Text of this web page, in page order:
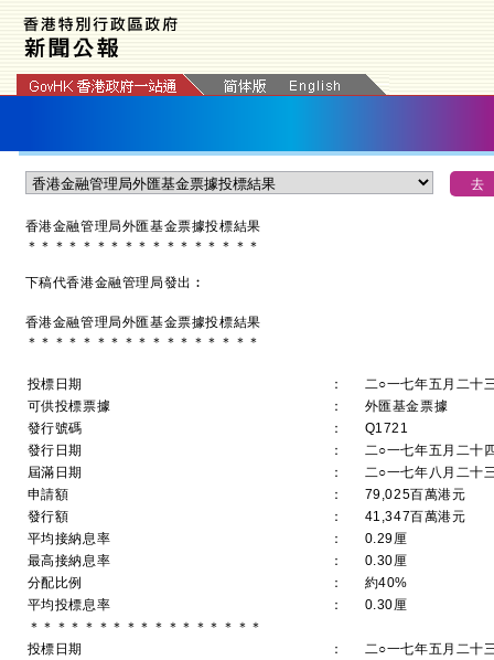
香港金融管理局外匯基金票據投標結果
＊ ＊ ＊ ＊ ＊ ＊ ＊ ＊ ＊ ＊ ＊ ＊ ＊ ＊ ＊ ＊ ＊
下稿代香港金融管理局發出︰
香港金融管理局外匯基金票據投標結果
＊＊＊＊＊＊＊＊＊＊＊＊＊＊＊＊＊
投標日期 ：
二○一七年五月二十
可供投標票據
：
外匯基金票據
發行號碼
：
Q1721
發行日期
：
二○一七年五月二十
屆滿日期
：
二○一七年八月二十
申請額
：
79,025百萬港元
發行額
：
41,347百萬港元
平均接納息率
：
0.29厘
最高接納息率
：
0.30厘
分配比例
：
約40%
平均投標息率
：
0.30厘
＊＊＊＊＊＊＊＊＊＊＊＊＊＊＊＊＊
投標日期
：
二○一七年五月二十